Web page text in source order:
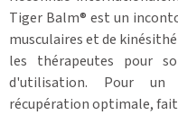
Tiger Balm® est un
musculaires et de
les thérapeutes pour
d'utilisation. Pour un
récupération optimale,